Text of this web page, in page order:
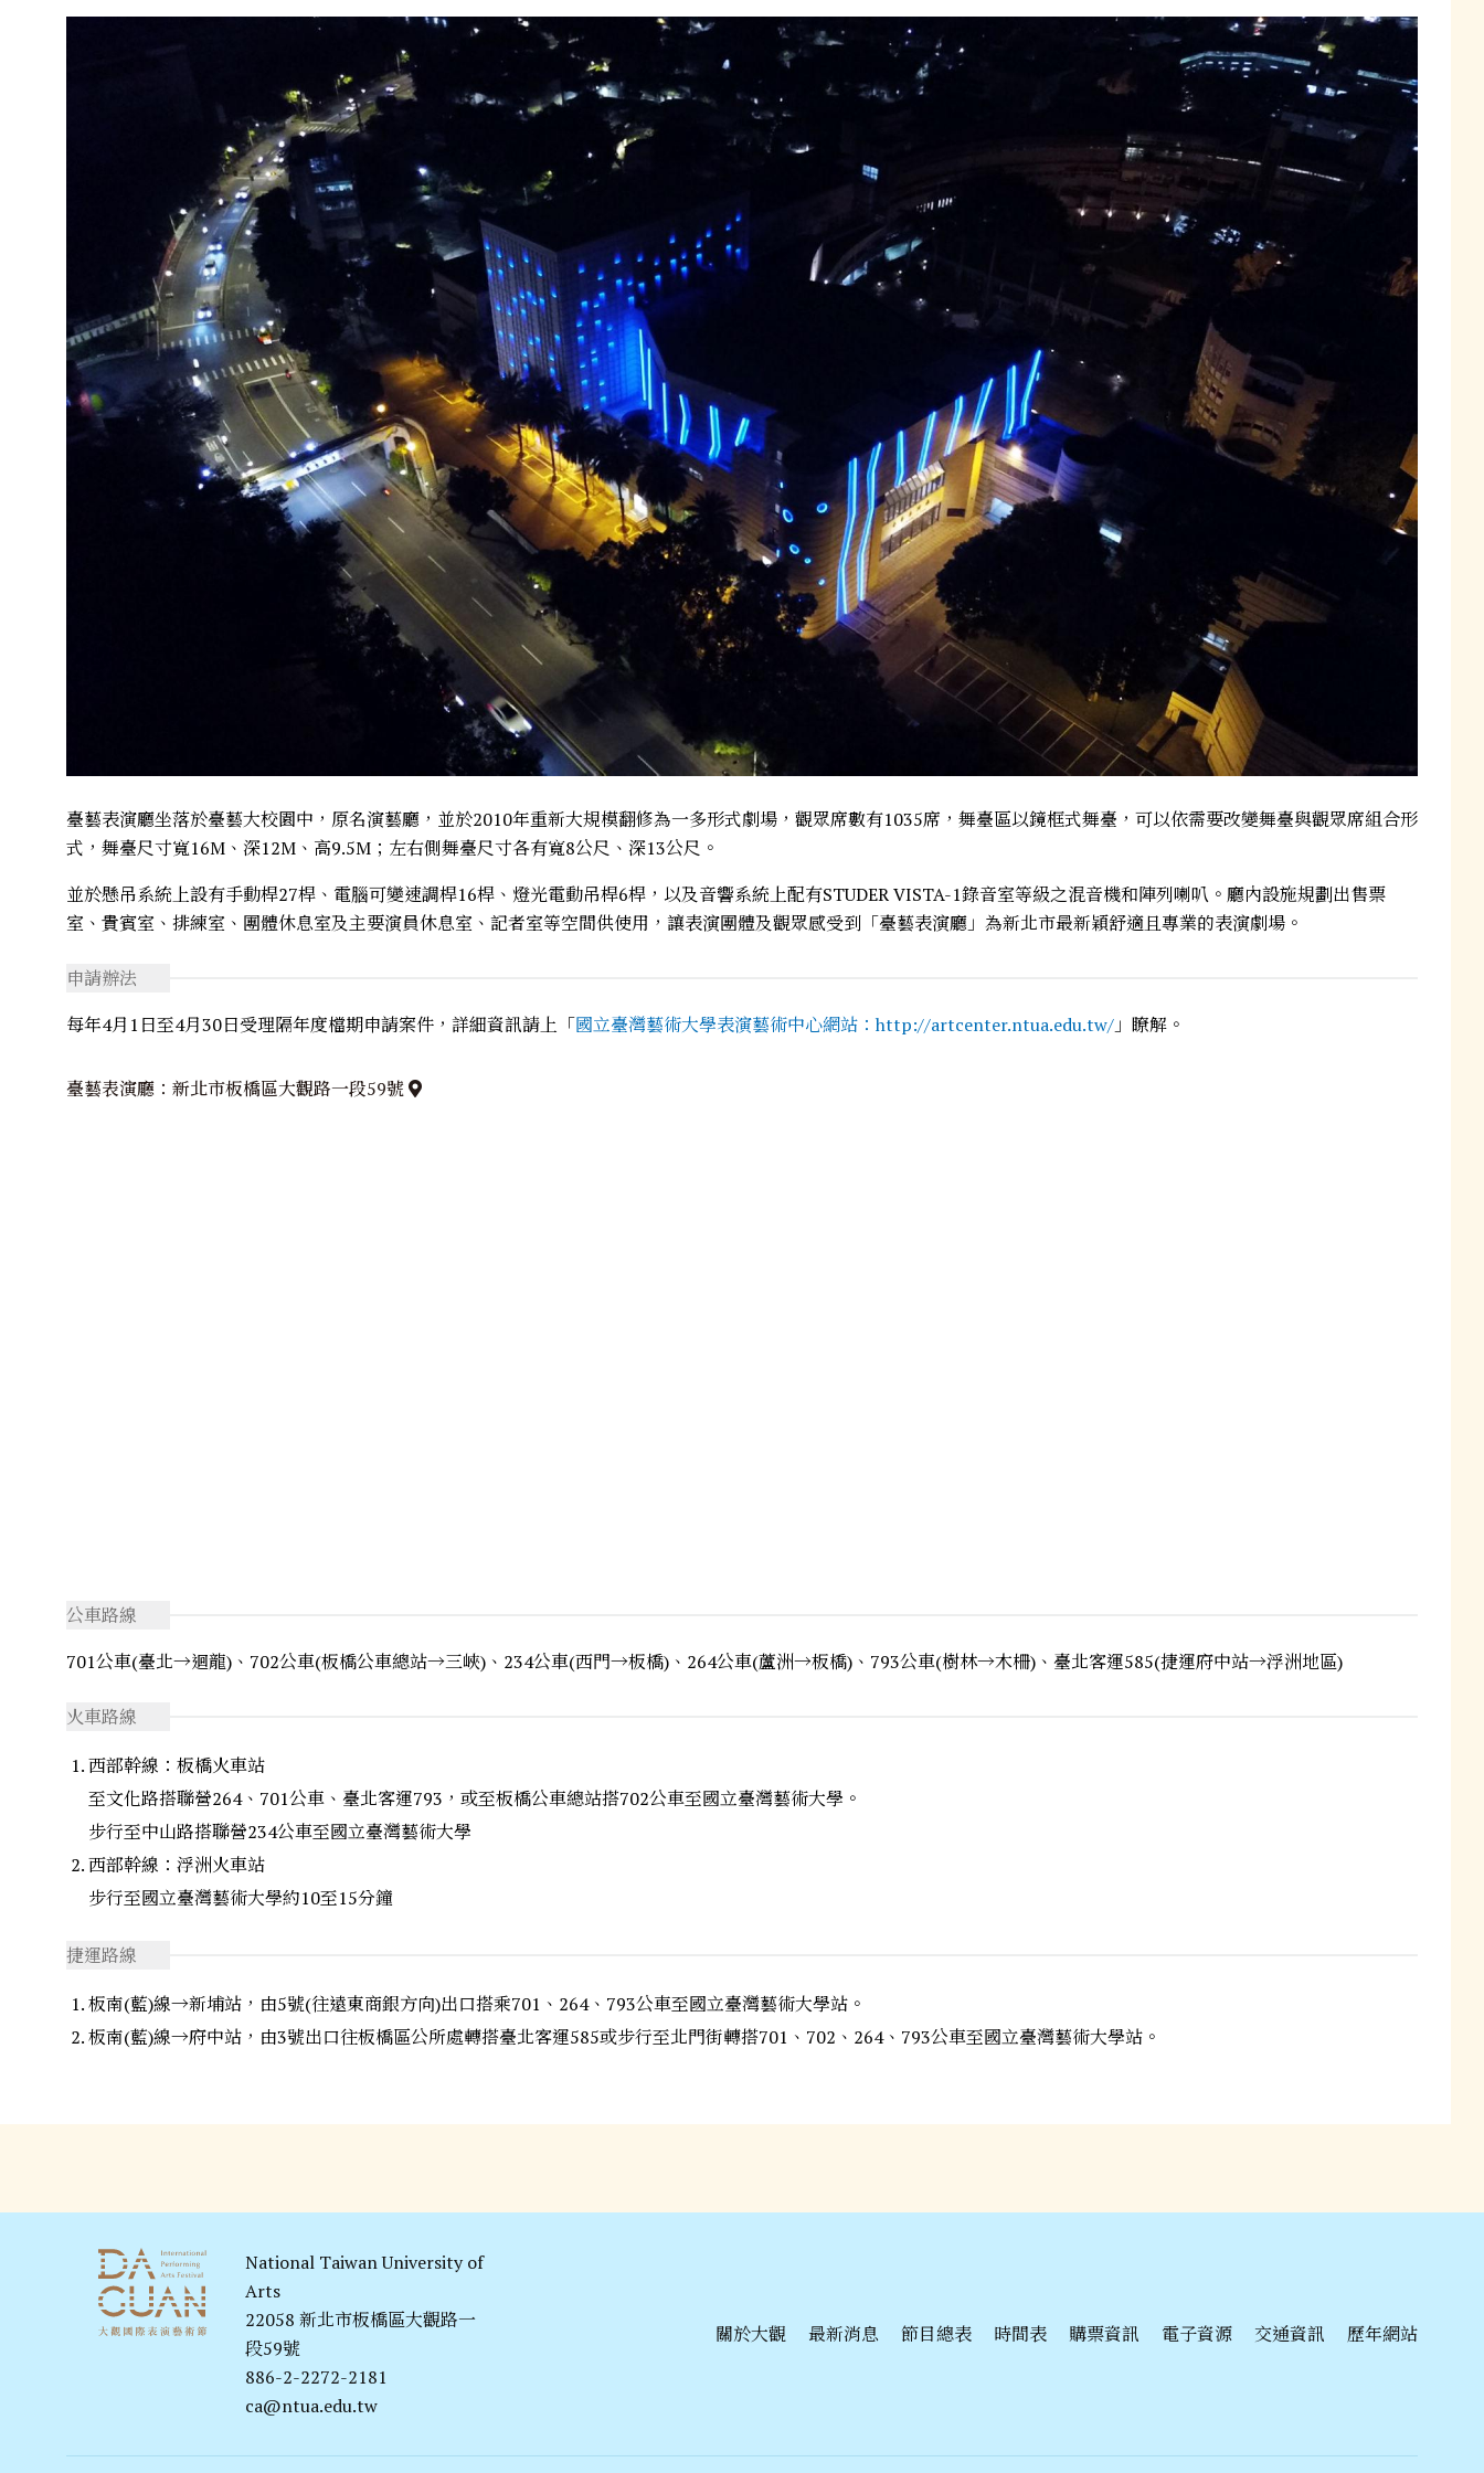
臺藝表演廳坐落於臺藝大校園中，原名演藝廳，並於2010年重新大規模翻修為一多形式劇場，觀眾席數有1035席，舞臺區以鏡框式舞臺，可以依需要改變舞臺與觀眾席組合形
式，舞臺尺寸寬16M、深12M、高9.5M；左右側舞臺尺寸各有寬8公尺、深13公尺。
並於懸吊系統上設有手動桿27桿、電腦可變速調桿16桿、燈光電動吊桿6桿，以及音響系統上配有STUDER VISTA-1錄音室等級之混音機和陣列喇叭。廳內設施規劃出售票
室、貴賓室、排練室、團體休息室及主要演員休息室、記者室等空間供使用，讓表演團體及觀眾感受到「臺藝表演廳」為新北市最新穎舒適且專業的表演劇場。
申請辦法
每年4月1日至4月30日受理隔年度檔期申請案件，詳細資訊請上「國立臺灣藝術大學表演藝術中心網站：http://artcenter.ntua.edu.tw/ 」瞭解。
臺藝表演廳：新北市板橋區大觀路一段59號
公車路線
701公車(臺北→迴龍)、702公車(板橋公車總站→三峽)、234公車(西門→板橋)、264公車(蘆洲→板橋)、793公車(樹林→木柵)、臺北客運585(捷運府中站→浮洲地區)
火車路線
西部幹線：板橋火車站
至文化路搭聯營264、701公車、臺北客運793，或至板橋公車總站搭702公車至國立臺灣藝術大學。
步行至中山路搭聯營234公車至國立臺灣藝術大學
西部幹線：浮洲火車站
步行至國立臺灣藝術大學約10至15分鐘
捷運路線
板南(藍)線→新埔站，由5號(往遠東商銀方向)出口搭乘701、264、793公車至國立臺灣藝術大學站。
板南(藍)線→府中站，由3號出口往板橋區公所處轉搭臺北客運585或步行至北門街轉搭701、702、264、793公車至國立臺灣藝術大學站。
National Taiwan University of
Arts
22058 新北市板橋區大觀路一
段59號
886-2-2272-2181
ca@ntua.edu.tw
關於大觀 最新消息 節目總表 時間表 購票資訊 電子資源 交通資訊 歷年網站